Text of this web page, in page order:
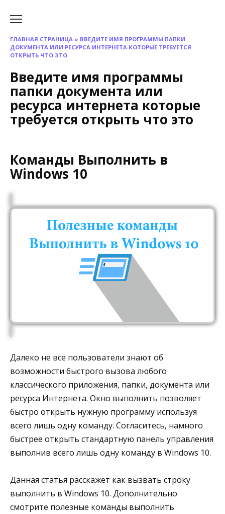
ГЛАВНАЯ СТРАНИЦА » ВВЕДИТЕ ИМЯ ПРОГРАММЫ ПАПКИ
ДОКУМЕНТА ИЛИ РЕСУРСА ИНТЕРНЕТА КОТОРЫЕ ТРЕБУЕТСЯ
ОТКРЫТЬ ЧТО ЭТО
Введите имя программы
папки документа или
ресурса интернета которые
требуется открыть что это
Команды Выполнить в
Windows 10
Далеко не все пользователи знают об
возможности быстрого вызова любого
классического приложения, папки, документа или
ресурса Интернета. Окно выполнить позволяет
быстро открыть нужную программу используя
всего лишь одну команду. Согласитесь, намного
быстрее открыть стандартную панель управления
выполнив всего лишь одну команду в Windows 10.
Данная статья расскажет как вызвать строку
выполнить в Windows 10. Дополнительно
смотрите полезные команды выполнить